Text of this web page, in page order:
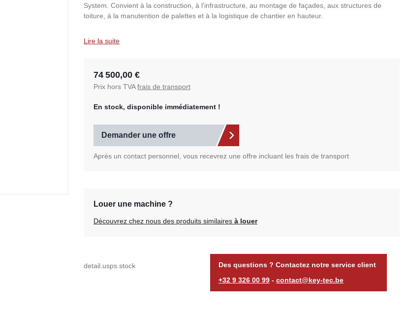
System. Convient à la construction, à l'infrastructure, au montage de façades, aux structures de
toiture, à la manutention de palettes et à la logistique de chantier en hauteur.
Lire la suite
74 500,00 €
Prix hors TVAfrais de transport
En stock, disponible immédiatement !
Demander une offre
Après un contact personnel, vous recevrez une offre incluant les frais de transport
Louer une machine ?
Découvrez chez nous des produits similaires à louer
detail.usps.stock
Des questions ? Contactez notre service client
+32 9 326 00 99- contact@key-tec.be